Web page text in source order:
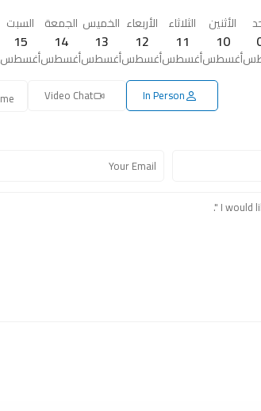
الأثنين
10
أغسطس
الثلاثاء
11
أغسطس
الأربعاء
12
أغسطس
الخميس
13
أغسطس
الجمعة
14
أغسطس
السبت
15
أغسطس
In Person
Video Chat